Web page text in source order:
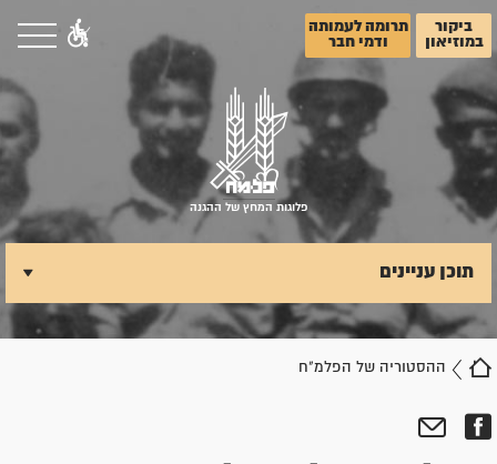
ביקור
במוזיאון
תרומה לעמותה
ודמי חבר
פלוגות המחץ של ההגנה
ההסטוריה של הפלמ"ח
תוכן עניינים